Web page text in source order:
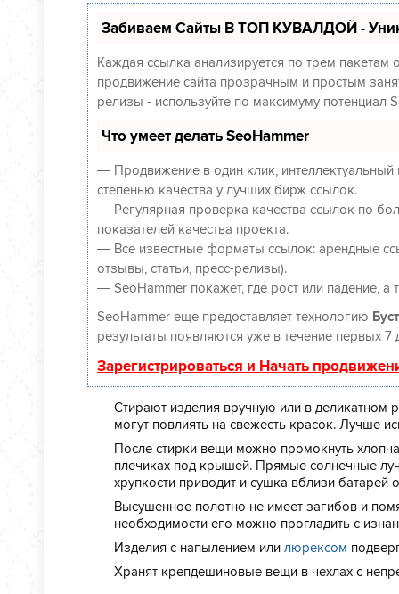
Забиваем Сайты В ТОП КУВАЛДОЙ -
Каждая ссылка анализируется по трем пакетам
продвижение сайта прозрачным и простым
релизы - используйте по максимуму потенциал
Что умеет делать SeoHammer
— Продвижение в один клик,
степенью качества у лучших бирж ссылок.
— Регулярная проверка качества ссылок по
показателей качества проекта.
— Все известные форматы ссылок: арендные
отзывы, статьи, пресс-релизы).
— SeoHammer покажет, где рост или падение,
SeoHammer еще предоставляет технологию Буст
результаты появляются уже в течение первых 7
Зарегистрироваться и Начать
Стирают изделия вручную или в
могут повлиять на свежесть красок. Лучше
После стирки вещи можно промокнуть
плечиках под крышей. Прямые солнечные
хрупкости приводит и сушка вблизи батарей
Высушенное полотно не имеет загибов и
необходимости его можно прогладить с
Изделия с напылением или люрексом
Хранят крепдешиновые вещи в чехлах с